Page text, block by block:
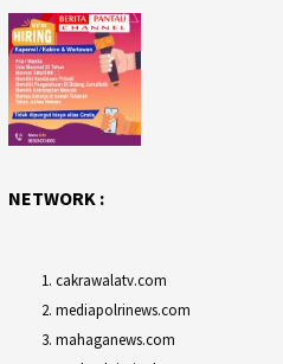
NETWORK :
cakrawalatv.com
mediapolrinews.com
mahaganews.com